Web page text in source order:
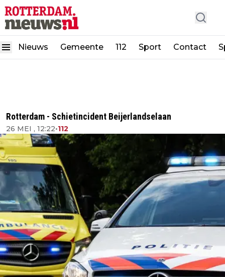
Nieuws Gemeente 112 Sport Contact
Rotterdam - Schietincident Beijerlandselaan
26 MEI , 12:22•112